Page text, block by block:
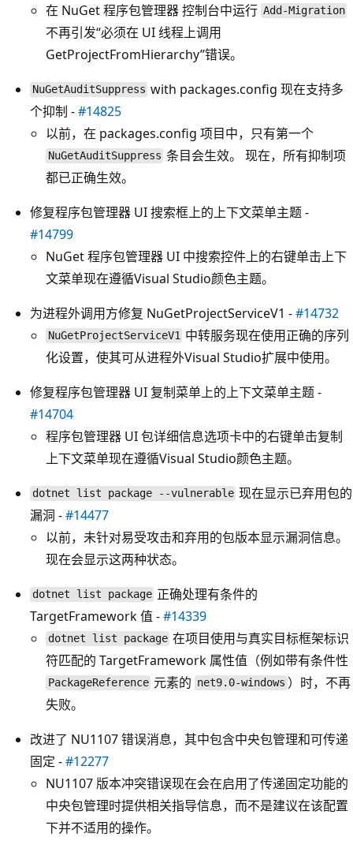
在 NuGet 程序包管理器 控制台中运行 Add-Migration
不再引发“必须在 UI 线程上调用
GetProjectFromHierarchy”错误。
NuGetAuditSuppress with packages.config 现在支持多
个抑制 -#14825
以前，在 packages.config 项目中，只有第一个
NuGetAuditSuppress 条目会生效。 现在，所有抑制项
都已正确生效。
修复程序包管理器 UI 搜索框上的上下文菜单主题 -
#14799
NuGet 程序包管理器 UI 中搜索控件上的右键单击上下
文菜单现在遵循Visual Studio颜色主题。
为进程外调用方修复 NuGetProjectServiceV1 -#14732
NuGetProjectServiceV1 中转服务现在使用正确的序列
化设置，使其可从进程外Visual Studio扩展中使用。
修复程序包管理器 UI 复制菜单上的上下文菜单主题 -
#14704
程序包管理器 UI 包详细信息选项卡中的右键单击复制
上下文菜单现在遵循Visual Studio颜色主题。
dotnet list package --vulnerable 现在显示已弃用包的
漏洞 -#14477
以前，未针对易受攻击和弃用的包版本显示漏洞信息。
现在会显示这两种状态。
dotnet list package 正确处理有条件的
TargetFramework 值 -#14339
dotnet list package 在项目使用与真实目标框架标识
符匹配的 TargetFramework 属性值（例如带有条件性
PackageReference 元素的 net9.0-windows ）时，不再
失败。
改进了 NU1107 错误消息，其中包含中央包管理和可传递
固定 -#12277
NU1107 版本冲突错误现在会在启用了传递固定功能的
中央包管理时提供相关指导信息，而不是建议在该配置
下并不适用的操作。